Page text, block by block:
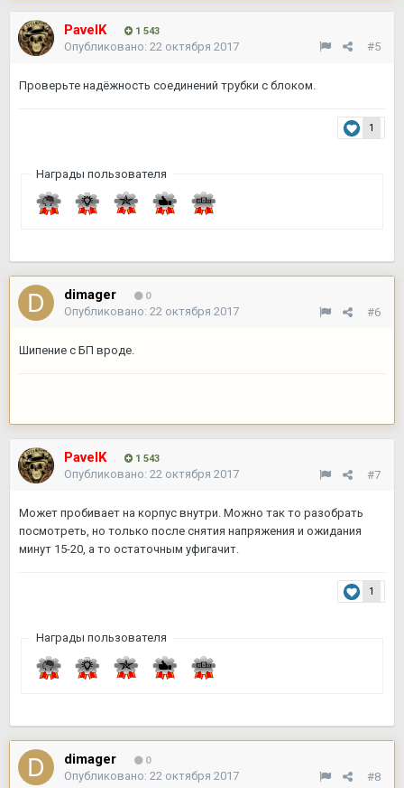
PavelK 1 543
#5
Опубликовано: 22 октября 2017
Проверьте надёжность соединений трубки с блоком.
1
Награды пользователя
dimager 0
#6
Опубликовано: 22 октября 2017
Шипение с БП вроде.
PavelK 1 543
#7
Опубликовано: 22 октября 2017
Может пробивает на корпус внутри. Можно так то разобрать
посмотреть, но только после снятия напряжения и ожидания
минут 15-20, а то остаточным уфигачит.
1
Награды пользователя
dimager 0
#8
Опубликовано: 22 октября 2017